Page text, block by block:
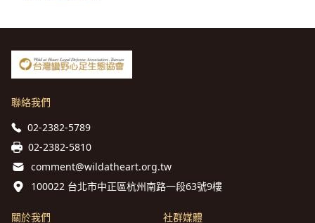
聯絡我們
02-2382-5789
02-2382-5810
comment@wildatheart.org.tw
100022 台北市中正區杭州南路一段63號9樓
關於我們
社群媒體